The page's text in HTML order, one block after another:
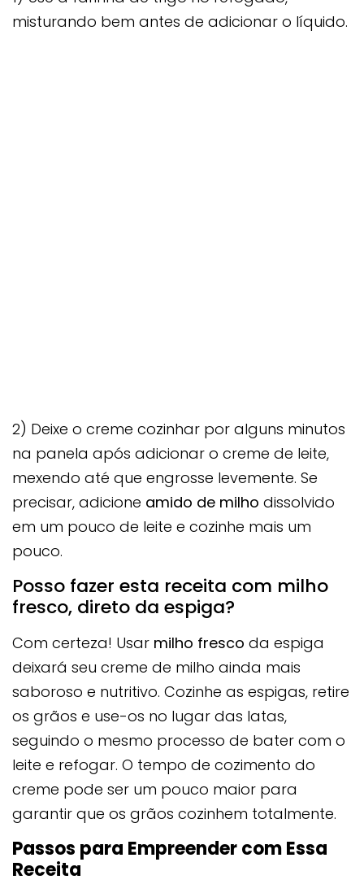
misturando bem antes de adicionar o líquido.
2) Deixe o creme cozinhar por alguns minutos
na panela após adicionar o creme de leite,
mexendo até que engrosse levemente. Se
precisar, adicione amido de milho dissolvido
em um pouco de leite e cozinhe mais um
pouco.
Posso fazer esta receita com milho
fresco, direto da espiga?
Com certeza! Usar milho fresco da espiga
deixará seu creme de milho ainda mais
saboroso e nutritivo. Cozinhe as espigas, retire
os grãos e use-os no lugar das latas,
seguindo o mesmo processo de bater com o
leite e refogar. O tempo de cozimento do
creme pode ser um pouco maior para
garantir que os grãos cozinhem totalmente.
Passos para Empreender com Essa
Receita